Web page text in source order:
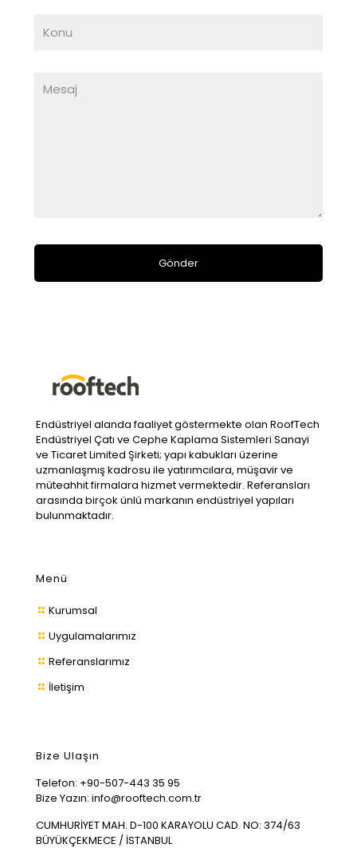
Endüstriyel alanda faaliyet göstermekte olan RoofTech
Endüstriyel Çatı ve Cephe Kaplama Sistemleri Sanayi
ve Ticaret Limited Şirketi; yapı kabukları üzerine
uzmanlaşmış kadrosu ile yatırımcılara, müşavir ve
müteahhit firmalara hizmet vermektedir. Referansları
arasında birçok ünlü markanın endüstriyel yapıları
bulunmaktadır.
Menü
Kurumsal
Uygulamalarımız
Referanslarımız
İletişim
Bize Ulaşın
Telefon: +90-507-443 35 95
Bize Yazın: info@rooftech.com.tr
CUMHURİYET MAH. D-100 KARAYOLU CAD. NO: 374/63
BÜYÜKÇEKMECE / İSTANBUL